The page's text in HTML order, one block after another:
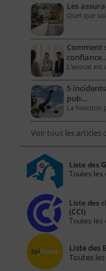
Les
Quel que
Comment
L'avocat
5
pub…
La fonction
Voir tous les articles
Liste des
Toutes les
Liste des
(CCI)
Toutes les
Liste des
Toutes